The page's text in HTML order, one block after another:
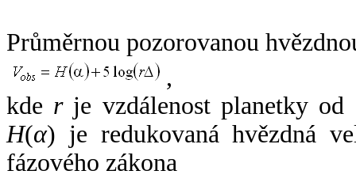
Průměrnou pozorovanou
,
kde rje vzdálenost planetky od
H(α) je redukovaná hvězdná
fázového zákona